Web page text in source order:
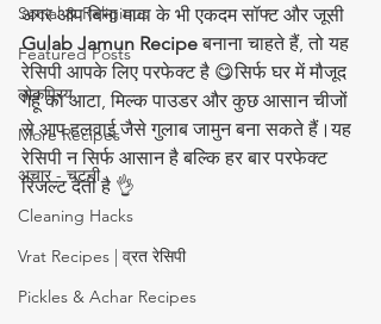
Social & Religious
Featured Posts
लोकप्रिय
More Recipes
अचार - चटनी
Cleaning Hacks
Vrat Recipes | व्रत रेसिपी
Pickles & Achar Recipes
अगर आप बिना मावा के भी एकदम सॉफ्ट और जूसी
Gulab Jamun Recipe बनाना चाहते हैं, तो यह
रेसिपी आपके लिए परफेक्ट है 😋सिर्फ घर में मौजूद
गेहूं का आटा, मिल्क पाउडर और कुछ आसान चीजों
से आप हलवाई जैसे गुलाब जामुन बना सकते हैं।यह
रेसिपी न सिर्फ आसान है बल्कि हर बार परफेक्ट
रिजल्ट देती है 👌